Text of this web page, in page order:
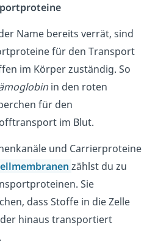
Name bereits verrät, sind
für den Transport
im Körper zuständig. So
in den roten
für den
im Blut.
und Carrierproteine
zählst du zu
Sie
dass Stoffe in die Zelle
hinaus transportiert